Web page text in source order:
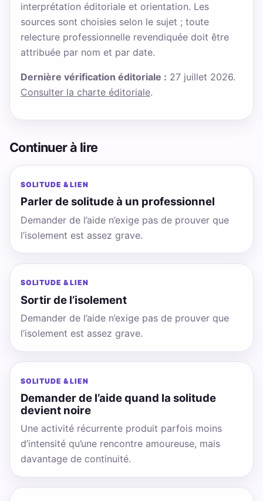
interprétation éditoriale et orientation. Les
sources sont choisies selon le sujet ; toute
relecture professionnelle revendiquée doit être
attribuée par nom et par date.
Dernière vérification éditoriale : 27 juillet 2026.
Consulter la charte éditoriale.
Continuer à lire
SOLITUDE & LIEN
Parler de solitude à un professionnel
Demander de l’aide n’exige pas de prouver que
l’isolement est assez grave.
SOLITUDE & LIEN
Sortir de l’isolement
Demander de l’aide n’exige pas de prouver que
l’isolement est assez grave.
SOLITUDE & LIEN
Demander de l’aide quand la solitude
devient noire
Une activité récurrente produit parfois moins
d’intensité qu’une rencontre amoureuse, mais
davantage de continuité.